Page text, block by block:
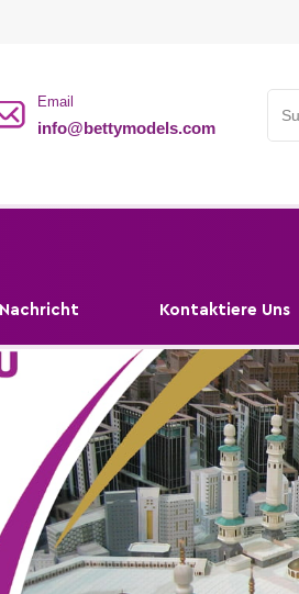
Email
info@bettymodels.com
Nachricht Kontaktiere Uns